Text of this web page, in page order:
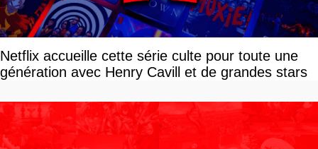
Netflix accueille cette série culte pour toute une
génération avec Henry Cavill et de grandes stars